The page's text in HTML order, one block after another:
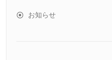
お知らせ